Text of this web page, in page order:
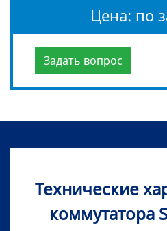
Цена: по
Задать вопрос
Технические
коммутатора